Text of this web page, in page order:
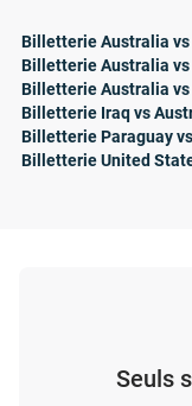
Billetterie Australia vs
Billetterie Australia
Billetterie Australia
Billetterie Iraq vs
Billetterie Paraguay
Billetterie United
Seuls